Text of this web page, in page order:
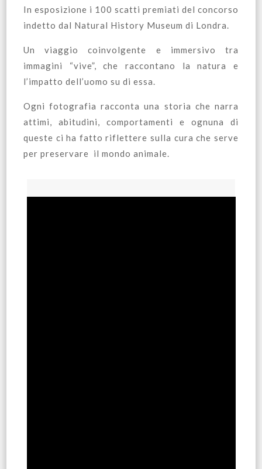
In esposizione i 100 scatti premiati del concorso
indetto dal Natural History Museum di Londra.
Un viaggio coinvolgente e immersivo tra
immagini “vive”, che raccontano la natura e
l’impatto dell’uomo su di essa.
Ogni fotografia racconta una storia che narra
attimi, abitudini, comportamenti e ognuna di
queste ci ha fatto riflettere sulla cura che serve
per preservare il mondo animale.